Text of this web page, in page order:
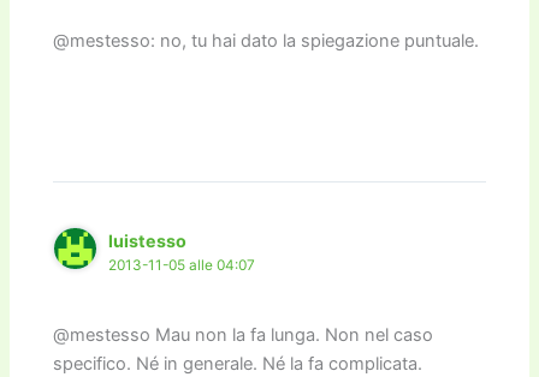
@mestesso: no, tu hai dato la spiegazione puntuale.
luistesso
2013-11-05 alle 04:07
@mestesso Mau non la fa lunga. Non nel caso
specifico. Né in generale. Né la fa complicata.